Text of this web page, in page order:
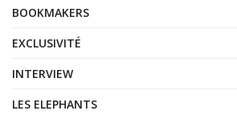
BOOKMAKERS
EXCLUSIVITÉ
INTERVIEW
LES ELEPHANTS